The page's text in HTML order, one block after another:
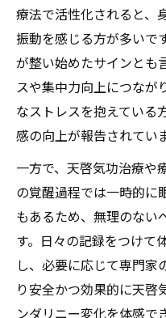
療法で活性化されると、
振動を感じる方が多いで
が整い始めたサインとも
スや集中力向上につなが
なストレスを抱えている
感の向上が報告されてい
一方で、天啓気功治療や
の覚醒過程では一時的に
もあるため、無理のない
す。日々の記録をつけて
し、必要に応じて専門家
り安全かつ効果的に天啓
ンダリニー変化を体感で